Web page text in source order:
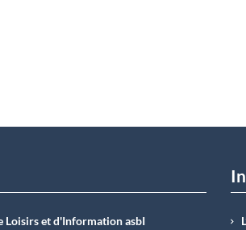
Loisirs et d'Information asbI